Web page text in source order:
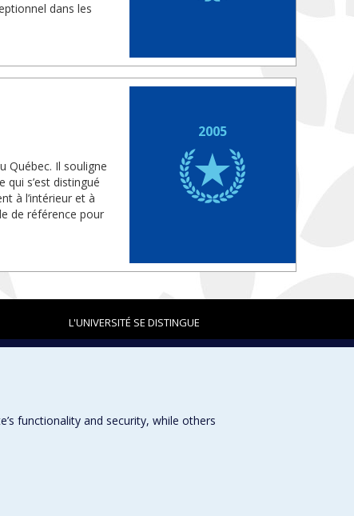
dans les
Québec. Il souligne
qui s’est distingué
à l’intérieur et à
de référence pour
2005
L'UNIVERSITÉ SE DISTINGUE
functionality and security, while others